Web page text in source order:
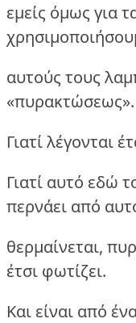
εμείς όμως για
αυτούς τους
«πυρακτώσεως».
Γιατί λέγονται
Γιατί αυτό εδώ
περνάει από
θερμαίνεται,
έτσι φωτίζει.
Και είναι από